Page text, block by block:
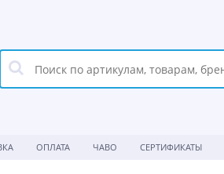
ОПЛАТА ЧАВО СЕРТИФИКАТЫ